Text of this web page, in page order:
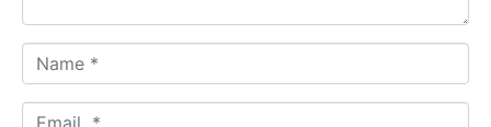
a
m